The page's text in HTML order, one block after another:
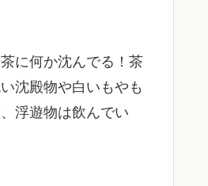
に何か沈んでる！茶
沈殿物や白いもやも
浮遊物は飲んでい